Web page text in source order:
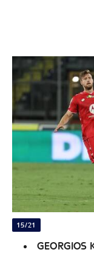
15/21
GEORGIOS